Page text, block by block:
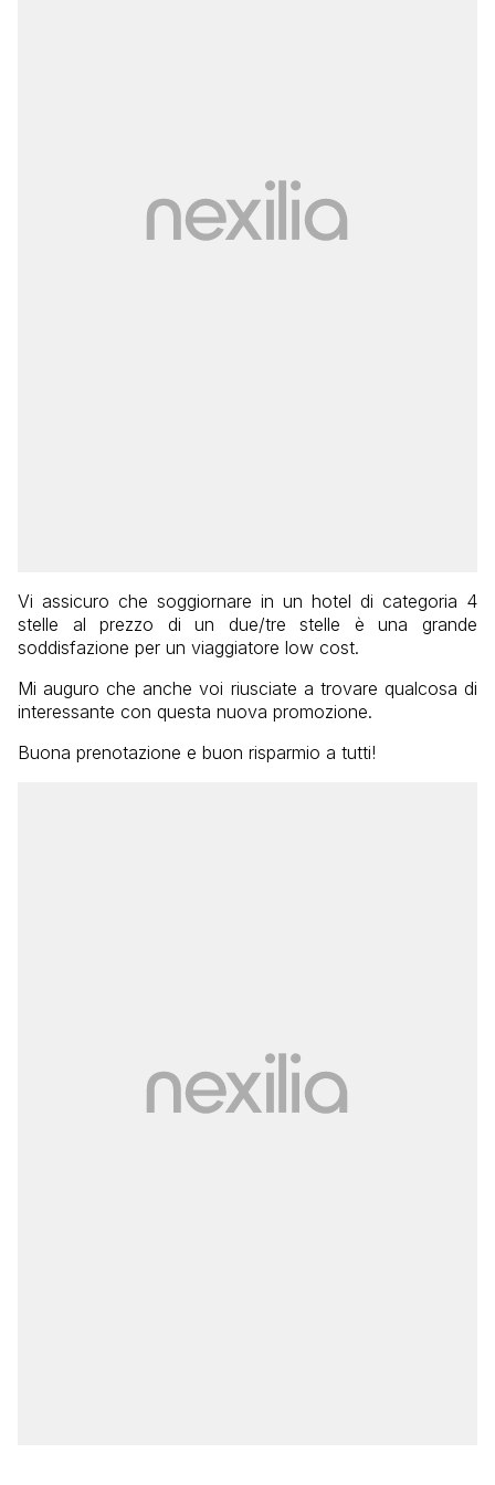
Vi assicuro che soggiornare in un hotel di categoria 4
stelle al prezzo di un due/tre stelle è una grande
soddisfazione per un viaggiatore low cost.
Mi auguro che anche voi riusciate a trovare qualcosa di
interessante con questa nuova promozione.
Buona prenotazione e buon risparmio a tutti!